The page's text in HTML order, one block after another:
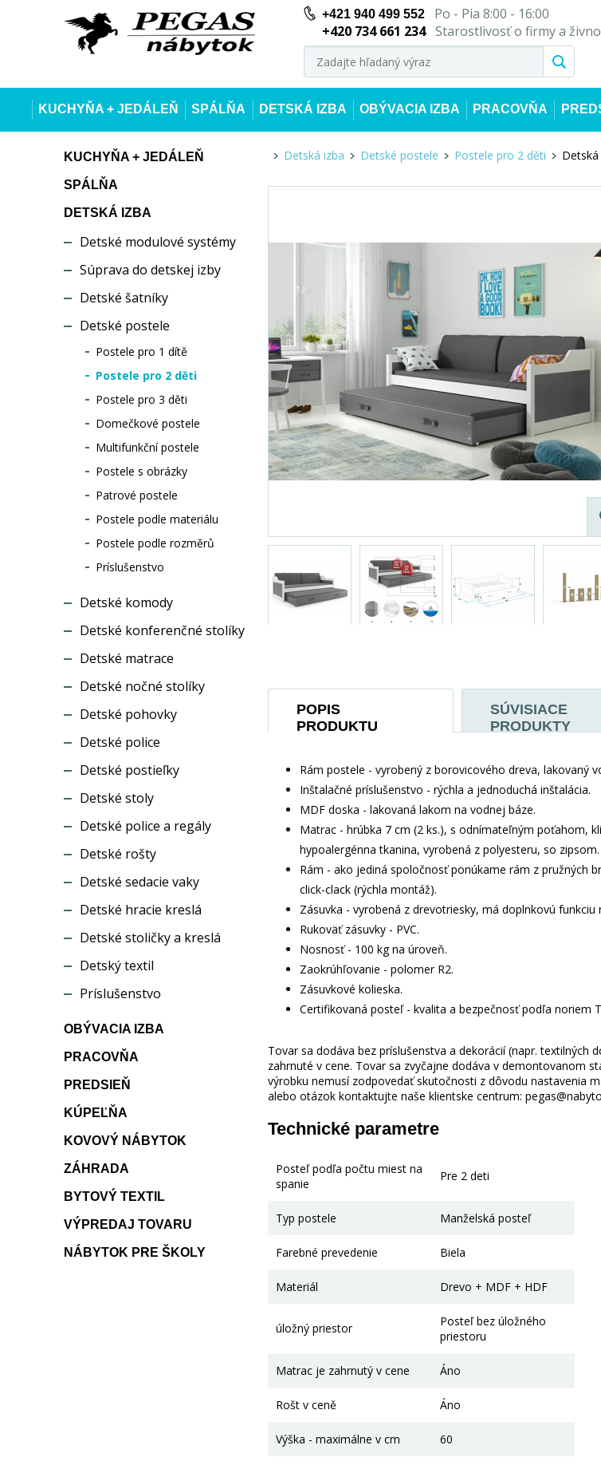
+421 940 499 552
Po - Pia 8:00 - 16:00
+420 734 661 234 Starostlivosť o firmy a
KUCHYŇA + JEDÁLEŇ SPÁLŇA DETSKÁ IZBA OBÝVACIA IZBA PRACOVŇA
KUCHYŇA + JEDÁLEŇ
SPÁLŇA
DETSKÁ IZBA
Detské modulové systémy
Súprava do detskej izby
Detské šatníky
Detské postele
Postele pro 1 dítě
Postele pro 2 děti
Postele pro 3 děti
Domečkové postele
Multifunkční postele
Postele s obrázky
Patrové postele
Postele podle materiálu
Postele podle rozměrů
Príslušenstvo
Detské komody
Detské konferenčné stolíky
Detské matrace
Detské nočné stolíky
Detské pohovky
Detské police
Detské postieľky
Detské stoly
Detské police a regály
Detské rošty
Detské sedacie vaky
Detské hracie kreslá
Detské stoličky a kreslá
Detský textil
Príslušenstvo
OBÝVACIA IZBA
PRACOVŇA
PREDSIEŇ
KÚPEĽŇA
KOVOVÝ NÁBYTOK
ZÁHRADA
BYTOVÝ TEXTIL
VÝPREDAJ TOVARU
NÁBYTOK PRE ŠKOLY
Detská izba Detské postele Postele pro 2 děti
POPIS
PRODUKTU
SÚVISIACE
PRODUKTY
Rám postele - vyrobený z borovicového dreva, lakovaný
Inštalačné príslušenstvo - rýchla a jednoduchá inštalácia.
MDF doska - lakovaná lakom na vodnej báze.
Matrac - hrúbka 7 cm (2 ks.), s odnímateľným poťahom,
hypoalergénna tkanina, vyrobená z polyesteru, so zipsom.
Rám - ako jediná spoločnosť ponúkame rám z pružných
click-clack (rýchla montáž).
Zásuvka - vyrobená z drevotriesky, má doplnkovú funkciu
Rukoväť zásuvky - PVC.
Nosnosť - 100 kg na úroveň.
Zaokrúhľovanie - polomer R2.
Zásuvkové kolieska.
Certifikovaná posteľ - kvalita a bezpečnosť podľa noriem
Tovar sa dodáva bez príslušenstva a dekorácií (napr.
zahrnuté v cene. Tovar sa zvyčajne dodáva v demontovanom
výrobku nemusí zodpovedať skutočnosti z dôvodu nastavenia
alebo otázok kontaktujte naše klientske centrum:
Technické parametre
Posteľ podľa počtu miest na
spanie
Pre 2 deti
Typ postele Manželská posteľ
Farebné prevedenie Biela
Materiál Drevo + MDF + HDF
úložný priestor
Posteľ bez úložného
priestoru
Matrac je zahrnutý v cene Áno
Rošt v ceně Áno
Výška - maximálne v cm 60